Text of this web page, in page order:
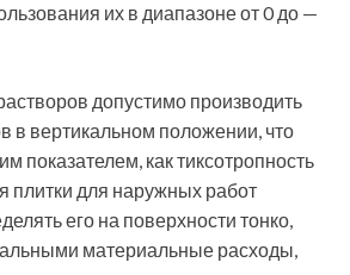
их в диапазоне от 0 до —
допустимо производить
в вертикальном положении, что
показателем, как тиксотропность
плитки для наружных работ
его на поверхности тонко,
материальные расходы,